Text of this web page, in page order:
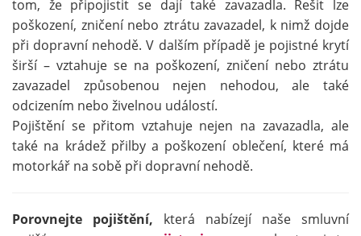
tom, že připojistit se dají také zavazadla. Řešit lze
poškození, zničení nebo ztrátu zavazadel, k nimž dojde
při dopravní nehodě. V dalším případě je pojistné krytí
širší – vztahuje se na poškození, zničení nebo ztrátu
zavazadel způsobenou nejen nehodou, ale také
odcizením nebo živelnou událostí.
Pojištění se přitom vztahuje nejen na zavazadla, ale
také na krádež přilby a poškození oblečení, které má
motorkář na sobě při dopravní nehodě.
Porovnejte pojištění, která nabízejí naše smluvní